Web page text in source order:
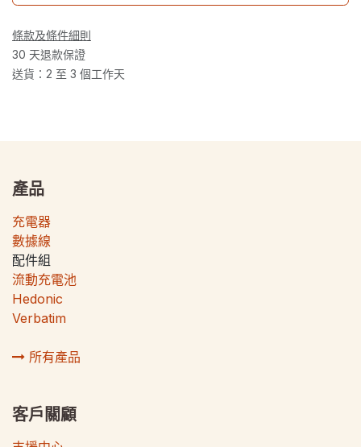
條款及條件細則
30 天退款保證
送貨：2 至 3 個工作天
產品
充電器
數據線
配件組
流動充電池
Hedonic
Verbatim
所有產品
客戶關顧